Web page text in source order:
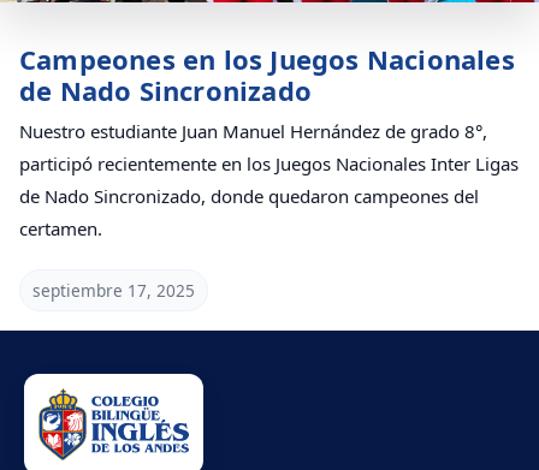
Campeones en los Juegos Nacionales
de Nado Sincronizado
Nuestro estudiante Juan Manuel Hernández de grado 8°,
participó recientemente en los Juegos Nacionales Inter Ligas
de Nado Sincronizado, donde quedaron campeones del
certamen.
septiembre 17, 2025